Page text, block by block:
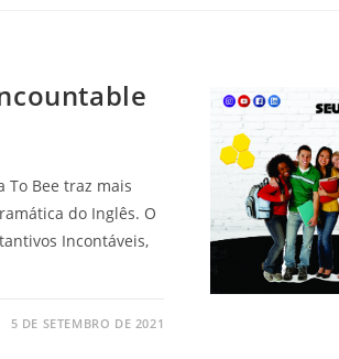
Bee traz mais
do Inglês. O
Incontáveis,
5 DE SETEMBRO DE 2021